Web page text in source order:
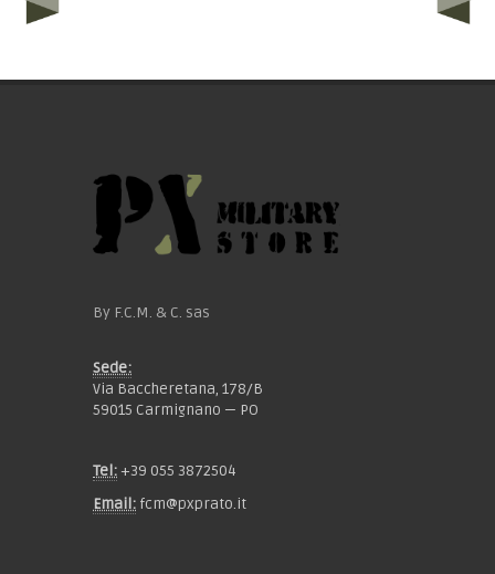
By F.C.M. & C. sas
Sede:
Via Baccheretana, 178/B
59015 Carmignano — PO
Tel: +39 055 3872504
Email: fcm@pxprato.it